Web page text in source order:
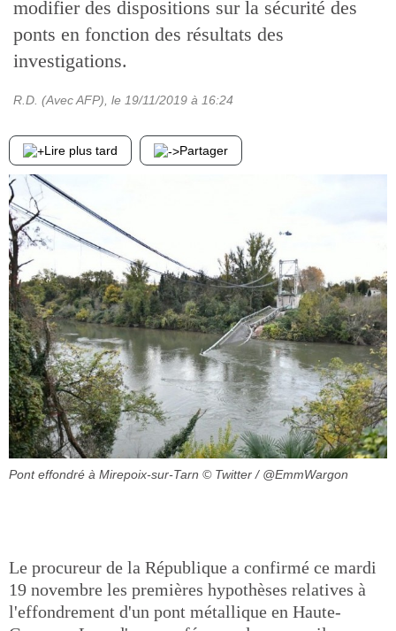
modifier des dispositions sur la sécurité des
ponts en fonction des résultats des
investigations.
R.D. (Avec AFP) , le 19/11/2019 à 16:24
Lire plus tard Partager
Pont effondré à Mirepoix-sur-Tarn © Twitter / @EmmWargon
Le procureur de la République a confirmé ce mardi
19 novembre les premières hypothèses relatives à
l'effondrement d'un pont métallique en Haute-